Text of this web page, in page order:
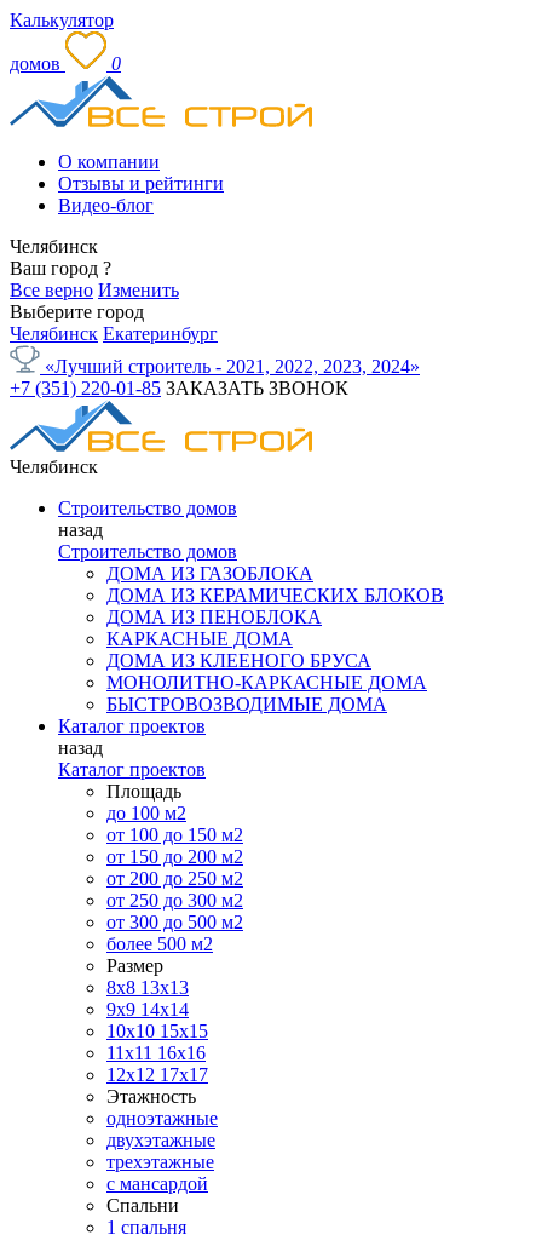
Калькулятор
домов 0
О компании
Отзывы и рейтинги
Видео-блог
Челябинск
Ваш город ?
Все верно Изменить
Выберите город
Челябинск Екатеринбург
«Лучший строитель - 2021, 2022, 2023, 2024»
+7 (351) 220-01-85 ЗАКАЗАТЬ ЗВОНОК
Челябинск
Строительство домов
назад
Строительство домов
ДОМА ИЗ ГАЗОБЛОКА
ДОМА ИЗ КЕРАМИЧЕСКИХ БЛОКОВ
ДОМА ИЗ ПЕНОБЛОКА
КАРКАСНЫЕ ДОМА
ДОМА ИЗ КЛЕЕНОГО БРУСА
МОНОЛИТНО-КАРКАСНЫЕ ДОМА
БЫСТРОВОЗВОДИМЫЕ ДОМА
Каталог проектов
назад
Каталог проектов
Площадь
до 100 м2
от 100 до 150 м2
от 150 до 200 м2
от 200 до 250 м2
от 250 до 300 м2
от 300 до 500 м2
более 500 м2
Размер
8х8 13х13
9х9 14х14
10х10 15х15
11x11 16х16
12х12 17х17
Этажность
одноэтажные
двухэтажные
трехэтажные
с мансардой
Спальни
1 спальня